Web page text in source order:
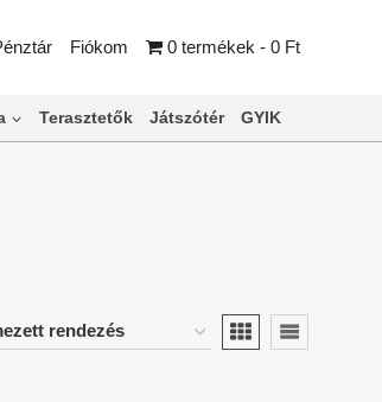
Fiókom 0 termékek 0 Ft
Terasztetők Játszótér GYIK